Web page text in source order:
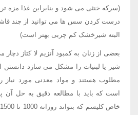
(سرکه خنثی می شود و بنابراین غذا مزه
درست کردن سس ها می توانید از چند
البته شیرخشک کم چربی بهتر است)
بعضی از زنان به کمبود آنزیم لا کتاز
شیر یا لبنیات را مشکل می سازد دانستن
مطلوب هستند و مواد معدنی مورد نیاز
است که باید با مطالعه دقیق به حل